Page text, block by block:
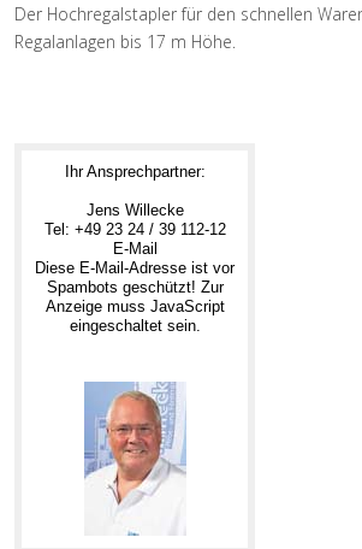
Der Hochregalstapler für den schnellen
Regalanlagen bis 17 m Höhe.
Ihr Ansprechpartner:
Jens Willecke
Tel: +49 23 24 / 39 112-12
E-Mail
Diese E-Mail-Adresse ist vor
Spambots geschützt! Zur
Anzeige muss JavaScript
eingeschaltet sein.